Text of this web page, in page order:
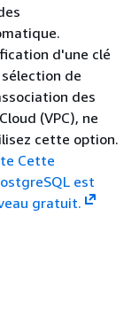
d'une clé
de
des
(VPC), ne
cette option.
Cette
est
gratuit.